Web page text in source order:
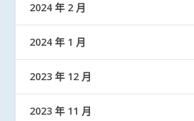
2024 年 2 月
2024 年 1 月
2023 年 12 月
2023 年 11 月